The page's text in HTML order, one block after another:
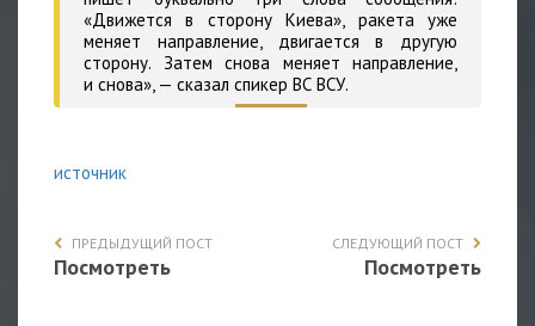
«Движется в сторону Киева», ракета уже
меняет направление, двигается в другую
сторону. Затем снова меняет направление,
и снова»,— сказал спикер ВС ВСУ.
источник
ПРЕДЫДУЩИЙ ПОСТ
Посмотреть
СЛЕДУЮЩИЙ ПОСТ
Посмотреть